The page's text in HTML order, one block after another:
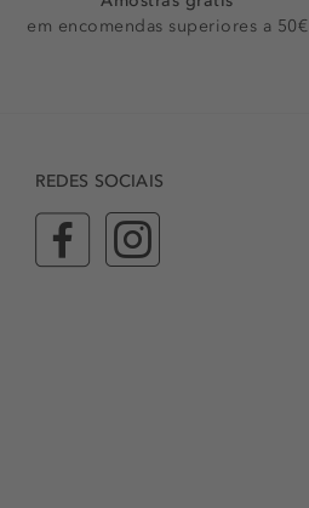
em encomendas superiores a 50€
REDES SOCIAIS